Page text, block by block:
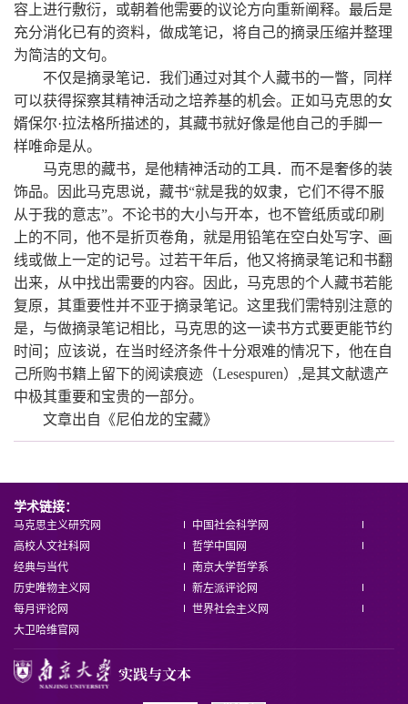
容上进行敷衍，或朝着他需要的议论方向重新阐释。最后是
充分消化已有的资料，做成笔记，将自己的摘录压缩并整理
为简洁的文句。
不仅是摘录笔记．我们通过对其个人藏书的一瞥，同样
可以获得探察其精神活动之培养基的机会。正如马克思的女
婿保尔·拉法格所描述的，其藏书就好像是他自己的手脚一
样唯命是从。
马克思的藏书，是他精神活动的工具．而不是奢侈的装
饰品。因此马克思说，藏书“就是我的奴隶，它们不得不服
从于我的意志”。不论书的大小与开本，也不管纸质或印刷
上的不同，他不是折页卷角，就是用铅笔在空白处写字、画
线或做上一定的记号。过若干年后，他又将摘录笔记和书翻
出来，从中找出需要的内容。因此，马克思的个人藏书若能
复原，其重要性并不亚于摘录笔记。这里我们需特别注意的
是，与做摘录笔记相比，马克思的这一读书方式要更能节约
时间；应该说，在当时经济条件十分艰难的情况下，他在自
己所购书籍上留下的阅读痕迹（Lesespuren）,是其文献遗产
中极其重要和宝贵的一部分。
文章出自《尼伯龙的宝藏》
学术链接：
马克思主义研究网
中国社会科学网
高校人文社科网
哲学中国网
经典与当代
南京大学哲学系
历史唯物主义网
新左派评论网
每月评论网
世界社会主义网
大卫哈维官网